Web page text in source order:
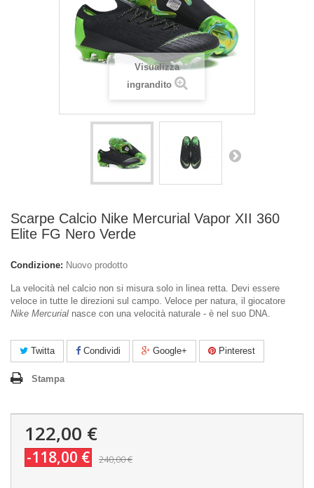
Visualizza
ingrandito
Scarpe Calcio Nike Mercurial Vapor XII 360
Elite FG Nero Verde
Condizione: Nuovo prodotto
La velocità nel calcio non si misura solo in linea retta. Devi essere
veloce in tutte le direzioni sul campo. Veloce per natura, il giocatore
Nike Mercurial nasce con una velocità naturale - è nel suo DNA.
Twitta Condividi Google+ Pinterest
Stampa
122,00 €
-118,00 € 240,00 €